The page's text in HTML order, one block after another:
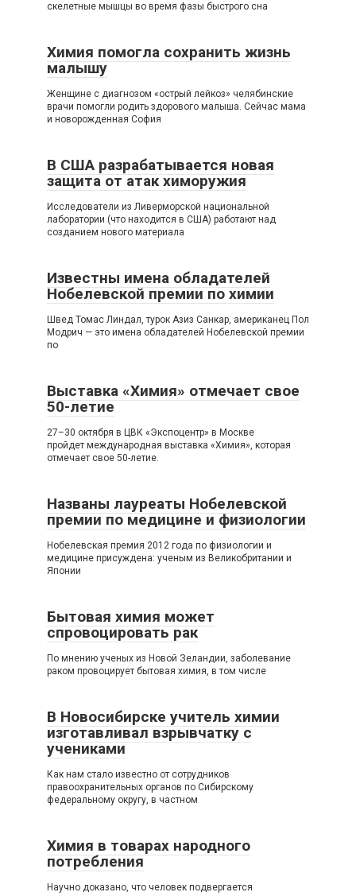
скелетные мышцы во время фазы быстрого сна
Химия помогла сохранить жизнь
малышу
Женщине с диагнозом «острый лейкоз» челябинские
врачи помогли родить здорового малыша. Сейчас мама
и новорожденная София
В США разрабатывается новая
защита от атак химоружия
Исследователи из Ливерморской национальной
лаборатории (что находится в США) работают над
созданием нового материала
Известны имена обладателей
Нобелевской премии по химии
Швед Томас Линдал, турок Азиз Санкар, американец Пол
Модрич — это имена обладателей Нобелевской премии
по
Выставка «Химия» отмечает свое
50-летие
27–30 октября в ЦВК «Экспоцентр» в Москве
пройдет международная выставка «Химия», которая
отмечает свое 50-летие.
Названы лауреаты Нобелевской
премии по медицине и физиологии
Нобелевская премия 2012 года по физиологии и
медицине присуждена: ученым из Великобритании и
Японии
Бытовая химия может
спровоцировать рак
По мнению ученых из Новой Зеландии, заболевание
раком провоцирует бытовая химия, в том числе
В Новосибирске учитель химии
изготавливал взрывчатку с
учениками
Как нам стало известно от сотрудников
правоохранительных органов по Сибирскому
федеральному округу, в частном
Химия в товарах народного
потребления
Научно доказано, что человек подвергается